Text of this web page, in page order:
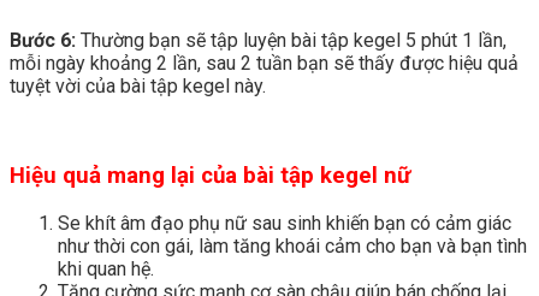
Bước 6: Thường bạn sẽ tập luyện bài tập kegel 5 phút 1 lần,
mỗi ngày khoảng 2 lần, sau 2 tuần bạn sẽ thấy được hiệu quả
tuyệt vời của bài tập kegel này.
Hiệu quả mang lại của bài tập kegel nữ
Se khít âm đạo phụ nữ sau sinh khiến bạn có cảm giác
như thời con gái, làm tăng khoái cảm cho bạn và bạn tình
khi quan hệ.